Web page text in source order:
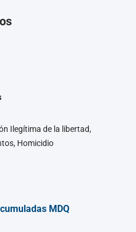
Ilegítima de la libertad,
Homicidio
MDQ